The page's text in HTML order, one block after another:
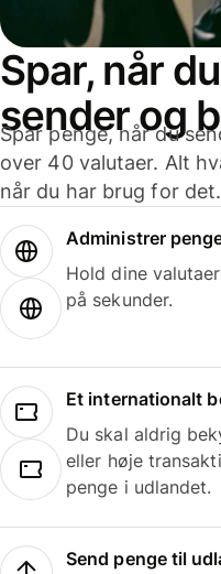
Spar, når
sender og
Spar penge, når du
over 40 valutaer. Alt
når du har brug for det.
Administrer
Hold dine
på sekunder.
Et internationalt
Du skal aldrig
eller høje
penge i udlandet.
Send penge til